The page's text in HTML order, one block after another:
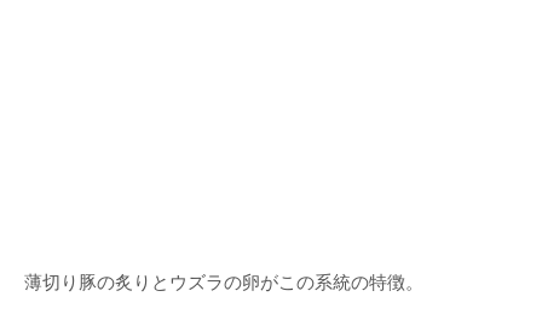
薄切り豚の炙りとウズラの卵がこの系統の特徴。